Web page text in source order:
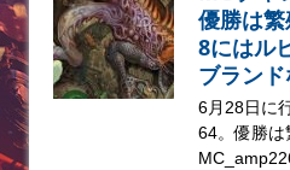
優勝は
8にはル
ブラン
6月28日に
64。優勝は